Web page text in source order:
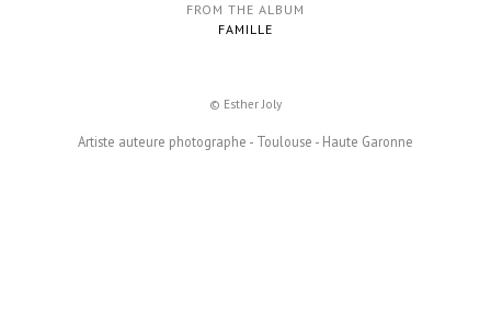
FROM THE ALBUM
FAMILLE
© Esther Joly
Artiste auteure photographe - Toulouse - Haute Garonne